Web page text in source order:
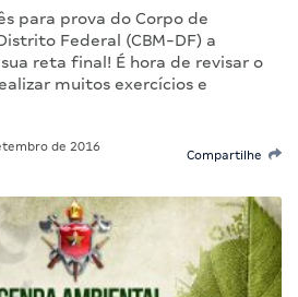
para prova do Corpo de
Federal (CBM-DF) a
reta final! É hora de revisar o
muitos exercícios e
de 2016
Compartilhe